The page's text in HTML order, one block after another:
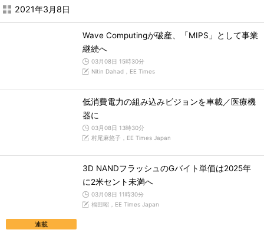
2021年3月8日
Wave Computingが破産、「MIPS」として事業
継続へ
03月08日 15時30分
Nitin Dahad，EE Times
低消費電力の組み込みビジョンを車載／医療機
器に
03月08日 13時30分
村尾麻悠子，EE Times Japan
連載
3D NANDフラッシュのGバイト単価は2025年
に2米セント未満へ
03月08日 11時30分
福田昭，EE Times Japan